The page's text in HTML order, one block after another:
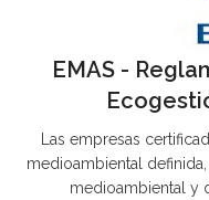
EMAS -
Las empresas
medioambiental
medioambiental y